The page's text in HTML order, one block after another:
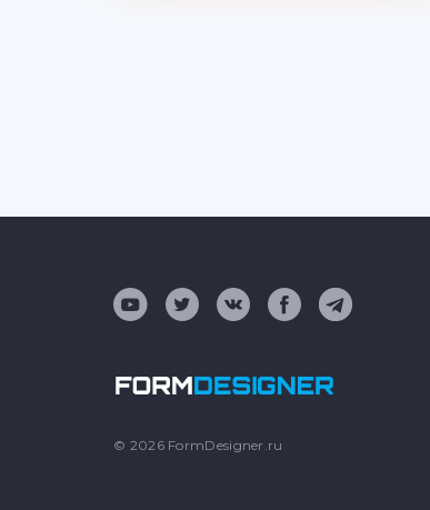
© 2026 FormDesigner.ru